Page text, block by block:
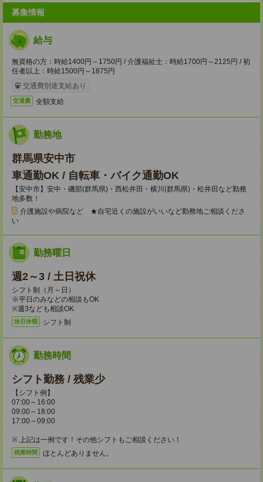
募集情報
給与
無資格の方：時給1400円～1750円 / 介護福祉士：時給1700円～2125円 / 初
任者以上：時給1500円～1875円
交通費別途支給あり
交通費 全額支給
勤務地
群馬県安中市
車通勤OK / 自転車・バイク通勤OK
【安中市】安中・磯部(群馬県)・西松井田・横川(群馬県)・松井田など勤務
地多数！
介護施設や病院など ★自宅近くの施設がいいなど勤務地ご相談くださ
い
勤務曜日
週2～3 / 土日祝休
シフト制（月～日）
※平日のみなどの相談もOK
※週3なども相談OK
休日休暇 シフト制
勤務時間
シフト勤務 / 残業少
【シフト例】
07:00～16:00
09:00～18:00
17:00～09:00
※ 上記は一例です！その他シフトもご相談ください！
残業時間 ほとんどありません。